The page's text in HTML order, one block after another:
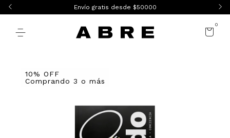
Envío gratis desde $50000
0
10% OFF
Comprando 3 o más